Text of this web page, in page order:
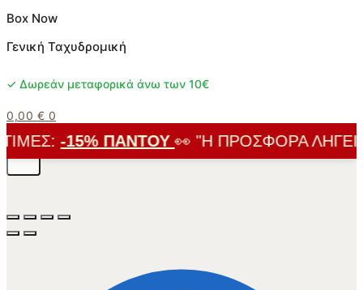
Box Now
Γενική Ταχυδρομική
✓ Δωρεάν μεταφορικά άνω των 10€
0,00 € 0
-15% ΠΑΝΤΟΎ👀 "Η ΠΡΟΣΦΟΡΆ ΛΉΓΕΙ